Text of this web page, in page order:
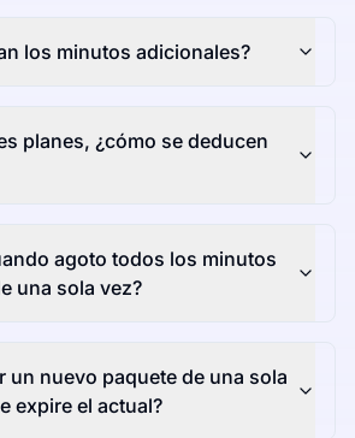
los minutos adicionales?
planes, ¿cómo se deducen
agoto todos los minutos
una sola vez?
un nuevo paquete de una sola
expire el actual?